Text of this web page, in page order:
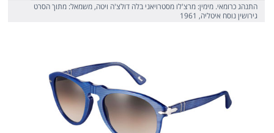
התנהג כרומאי. מימין: מרצ'לו מסטרויאני בלה דולצ'ה ויטה, משמאל: מתוך הסרט
גירושין נוסח איטליה, 1961